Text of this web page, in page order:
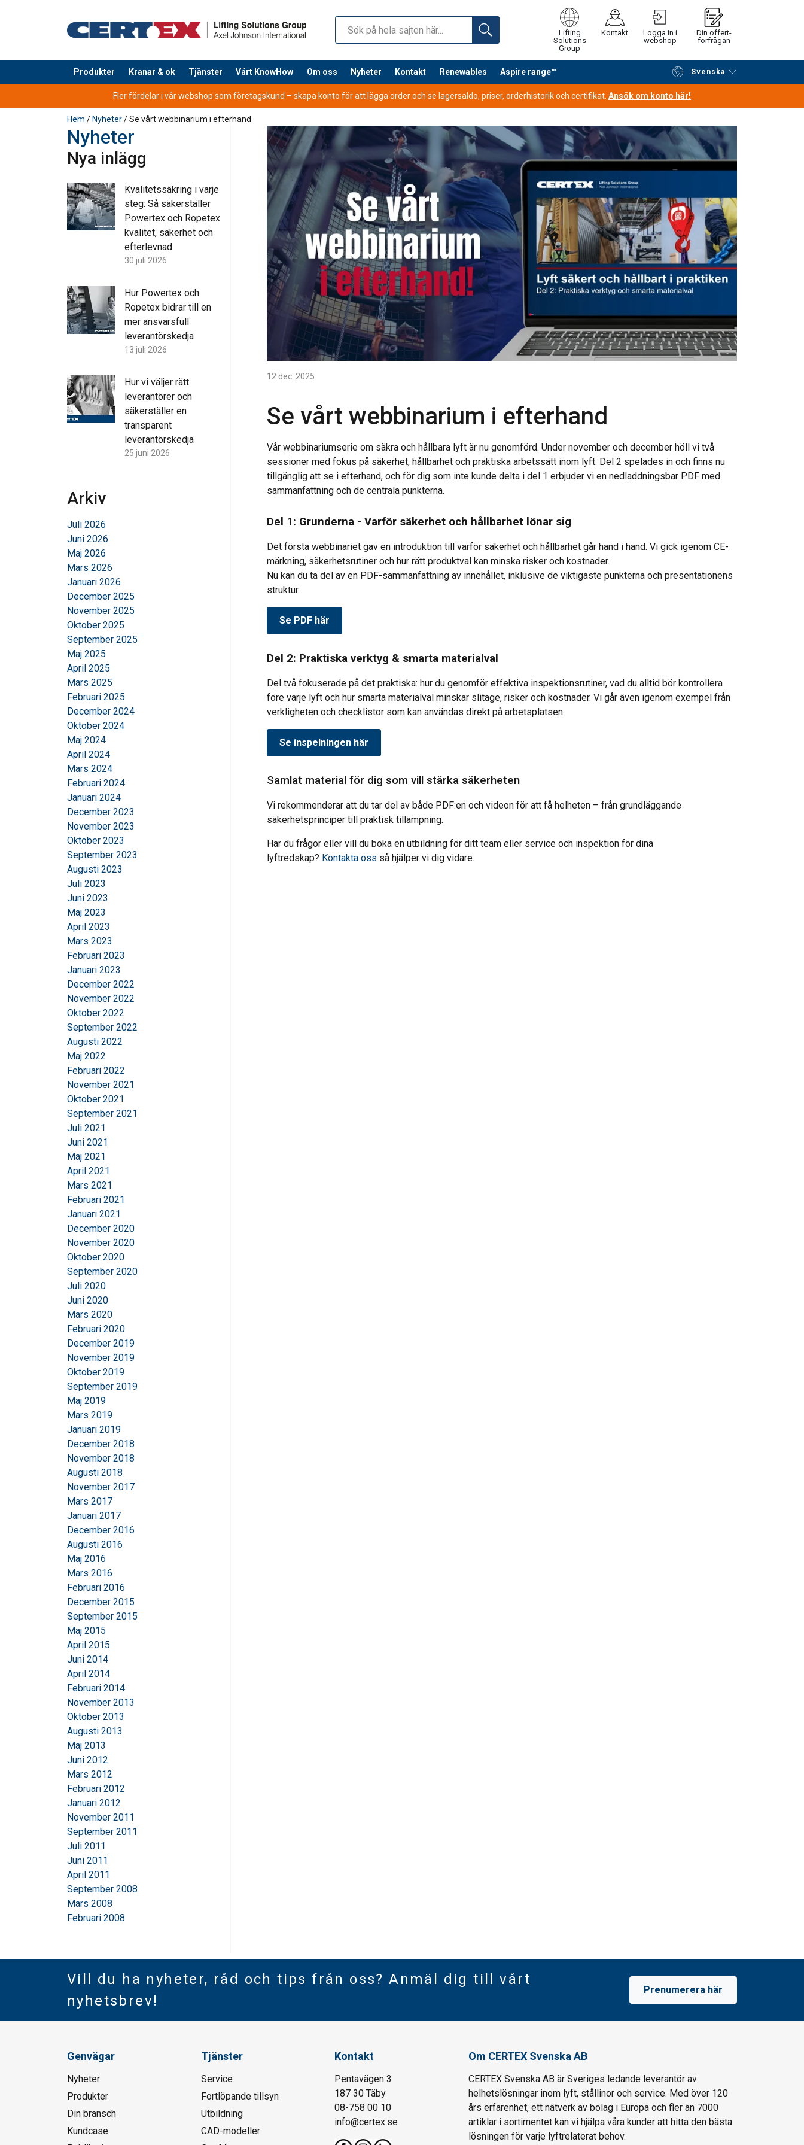
Lifting
Solutions
Group
Kontakt
Logga in i
webshop
Din offert-
förfrågan
Produkter Kranar & ok Tjänster Vårt KnowHow Om oss Nyheter Kontakt Renewables Aspire range™ Svenska
tillagd i varukorg Fortsätt handla Gå till kassan
Fler fördelar i vår webshop som företagskund – skapa konto för att lägga order och se lagersaldo, priser, orderhistorik och certifikat. Ansök om konto här!
Hem / Nyheter/ Se vårt webbinarium i efterhand
12 dec. 2025
Se vårt webbinarium i efterhand
Vår webbinariumserie om säkra och hållbara lyft är nu genomförd. Under november och december höll vi två
sessioner med fokus på säkerhet, hållbarhet och praktiska arbetssätt inom lyft. Del 2 spelades in och finns nu
tillgänglig att se i efterhand, och för dig som inte kunde delta i del 1 erbjuder vi en nedladdningsbar PDF med
sammanfattning och de centrala punkterna.
Del 1: Grunderna - Varför säkerhet och hållbarhet lönar sig
Det första webbinariet gav en introduktion till varför säkerhet och hållbarhet går hand i hand. Vi gick igenom CE-
märkning, säkerhetsrutiner och hur rätt produktval kan minska risker och kostnader.
Nu kan du ta del av en PDF-sammanfattning av innehållet, inklusive de viktigaste punkterna och presentationens
struktur.
Se PDF här
Del 2: Praktiska verktyg & smarta materialval
Del två fokuserade på det praktiska: hur du genomför effektiva inspektionsrutiner, vad du alltid bör kontrollera
före varje lyft och hur smarta materialval minskar slitage, risker och kostnader. Vi går även igenom exempel från
verkligheten och checklistor som kan användas direkt på arbetsplatsen.
Se inspelningen här
Samlat material för dig som vill stärka säkerheten
Vi rekommenderar att du tar del av både PDF:en och videon för att få helheten – från grundläggande
säkerhetsprinciper till praktisk tillämpning.
Har du frågor eller vill du boka en utbildning för ditt team eller service och inspektion för dina
lyftredskap? Kontakta oss så hjälper vi dig vidare.
Nyheter
Nya inlägg
Kvalitetssäkring i varje
steg: Så säkerställer
Powertex och Ropetex
kvalitet, säkerhet och
efterlevnad
30 juli 2026
Hur Powertex och
Ropetex bidrar till en
mer ansvarsfull
leverantörskedja
13 juli 2026
Hur vi väljer rätt
leverantörer och
säkerställer en
transparent
leverantörskedja
25 juni 2026
Arkiv
Juli 2026
Juni 2026
Maj 2026
Mars 2026
Januari 2026
December 2025
November 2025
Oktober 2025
September 2025
Maj 2025
April 2025
Mars 2025
Februari 2025
December 2024
Oktober 2024
Maj 2024
April 2024
Mars 2024
Februari 2024
Januari 2024
December 2023
November 2023
Oktober 2023
September 2023
Augusti 2023
Juli 2023
Juni 2023
Maj 2023
April 2023
Mars 2023
Februari 2023
Januari 2023
December 2022
November 2022
Oktober 2022
September 2022
Augusti 2022
Maj 2022
Februari 2022
November 2021
Oktober 2021
September 2021
Juli 2021
Juni 2021
Maj 2021
April 2021
Mars 2021
Februari 2021
Januari 2021
December 2020
November 2020
Oktober 2020
September 2020
Juli 2020
Juni 2020
Mars 2020
Februari 2020
December 2019
November 2019
Oktober 2019
September 2019
Maj 2019
Mars 2019
Januari 2019
December 2018
November 2018
Augusti 2018
November 2017
Mars 2017
Januari 2017
December 2016
Augusti 2016
Maj 2016
Mars 2016
Februari 2016
December 2015
September 2015
Maj 2015
April 2015
Juni 2014
April 2014
Februari 2014
November 2013
Oktober 2013
Augusti 2013
Maj 2013
Juni 2012
Mars 2012
Februari 2012
Januari 2012
November 2011
September 2011
Juli 2011
Juni 2011
April 2011
September 2008
Mars 2008
Februari 2008
Vill du ha nyheter, råd och tips från oss? Anmäl dig till vårt
nyhetsbrev!
Prenumerera här
Genvägar
Nyheter
Produkter
Din bransch
Kundcase
Tjänster
Service
Fortlöpande tillsyn
Utbildning
CAD-modeller
Kontakt
Pentavägen 3
187 30 Täby
08-758 00 10
info@certex.se
Om CERTEX Svenska AB
CERTEX Svenska AB är Sveriges ledande leverantör av
helhetslösningar inom lyft, stållinor och service. Med över 120
års erfarenhet, ett nätverk av bolag i Europa och fler än 7000
artiklar i sortimentet kan vi hjälpa våra kunder att hitta den bästa
lösningen för varje lyftrelaterat behov.